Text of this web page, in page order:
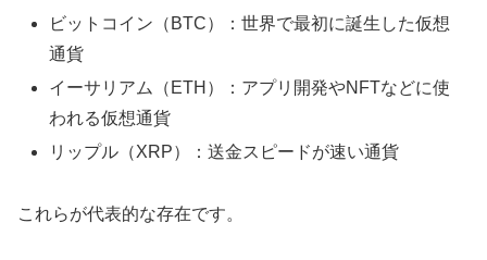
ビットコイン（BTC）：世界で最初に誕生した仮想
通貨
イーサリアム（ETH）：アプリ開発やNFTなどに使
われる仮想通貨
リップル（XRP）：送金スピードが速い通貨
これらが代表的な存在です。